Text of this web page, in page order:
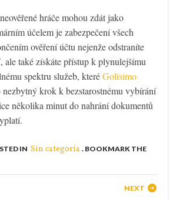
hráče mohou zdát jako
účelem je zabezpečení všech
ověření účtu nejenže odstraníte
ale také získáte přístup k plynulejšímu
spektru služeb, kteréGolisimo
krok k bezstarostnému vybírání
několika minut do nahrání dokumentů
IN Sin categoría . BOOKMARK THE
NEXT